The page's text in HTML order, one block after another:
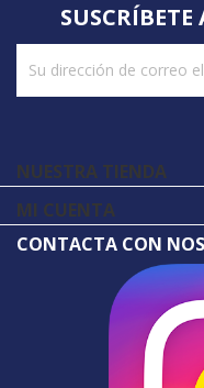
NUESTRA TIENDA
MI CUENTA
CONTACTA CON